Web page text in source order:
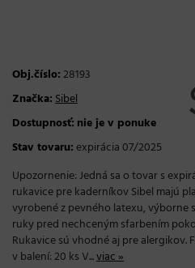
Obj.číslo:28193
Značka:Sibel
Dostupnosť: nie je v ponuke
Stav tovaru:expirácia 07/2025
Upozornenie: Jedná sa o tovar s
rukavice pre kaderníkov Sibel majú
vyrobené z pevného latexu, výborne
ruky pred nechceným sfarbením
Rukavice sú vhodné aj pre alergikov.
v balení: 20 ks V...viac »